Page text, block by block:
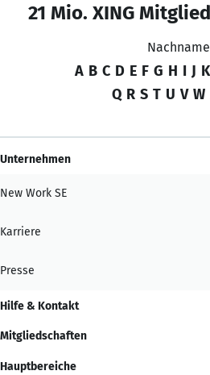
21 Mio. XING
A B C D E F G H I J K
Q R S T U V W
Unternehmen
New Work SE
Karriere
Presse
Hilfe & Kontakt
Mitgliedschaften
Hauptbereiche